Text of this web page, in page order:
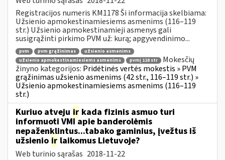
Registracijos numeris KM1178 Ši informacija skelbiama:
Užsienio apmokestinamiesiems asmenims (116–119
str.) Užsienio apmokestinamieji asmenys gali
susigrąžinti pirkimo PVM už: kurą; apgyvendinimo...
pvm pvm grąžinimas
užsienio asmenims
užsienio apmokestinamiesiems asmenims
pvmį 118 str
Mokesčių
žinyno kategorijos: Pridėtinės vertės mokestis » PVM
grąžinimas užsienio asmenims (42 str., 116–119 str.) »
Užsienio apmokestinamiesiems asmenims (116–119
str.)
Kuriuo atveju ir kada fizinis asmuo turi
informuoti VMI apie banderolėmis
nepaženklintus...tabako gaminius, įvežtus iš
užsienio ir laikomus Lietuvoje?
Web turinio sąrašas 2018-11-22